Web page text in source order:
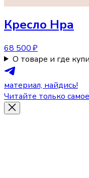
Кресло Нра
68 500 ₽
О товаре и где
материал, найдись!
Читайте только